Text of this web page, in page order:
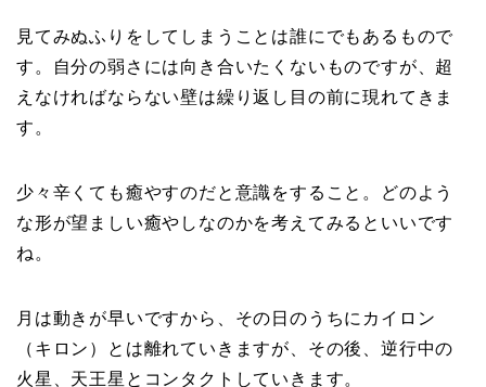
見てみぬふりをしてしまうことは誰にでもあるもので
す。自分の弱さには向き合いたくないものですが、超
えなければならない壁は繰り返し目の前に現れてきま
す。
少々辛くても癒やすのだと意識をすること。どのよう
な形が望ましい癒やしなのかを考えてみるといいです
ね。
月は動きが早いですから、その日のうちにカイロン
（キロン）とは離れていきますが、その後、逆行中の
火星、天王星とコンタクトしていきます。